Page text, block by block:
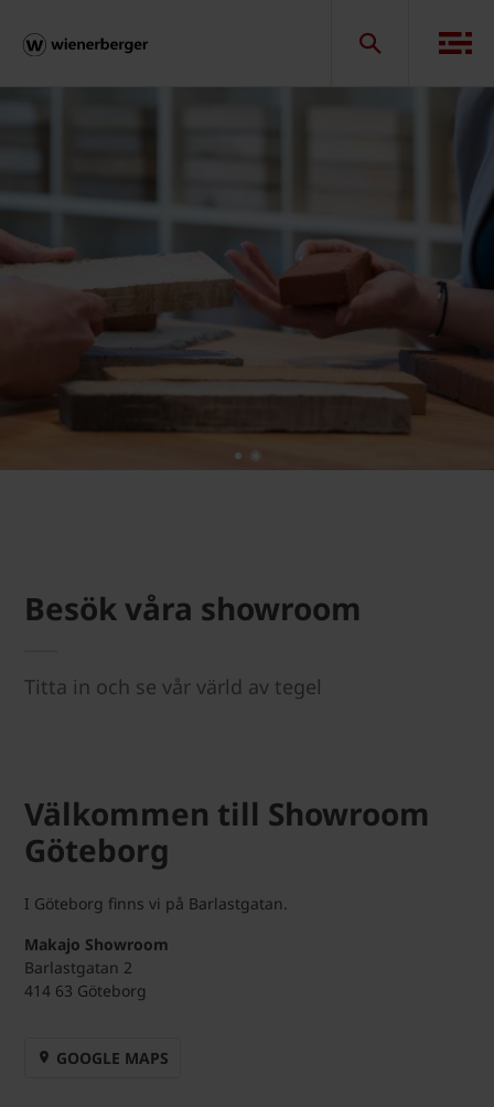
Besök våra showroom
Titta in och se vår värld av tegel
Välkommen till Showroom
Göteborg
I Göteborg finns vi på Barlastgatan.
Makajo Showroom
Barlastgatan 2
414 63 Göteborg
GOOGLE MAPS